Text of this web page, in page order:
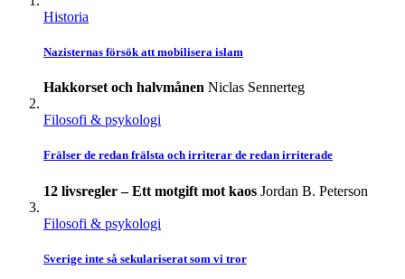
Historia
Nazisternas försök att mobilisera islam
Hakkorset och halvmånen Niclas Sennerteg
Filosofi & psykologi
Frälser de redan frälsta och irriterar de redan irriterade
12 livsregler – Ett motgift mot kaos Jordan B. Peterson
Filosofi & psykologi
Sverige inte så sekulariserat som vi tror